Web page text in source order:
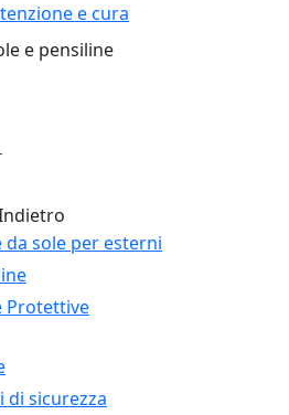
e cura
e pensiline
da sole per esterni
Protettive
di sicurezza